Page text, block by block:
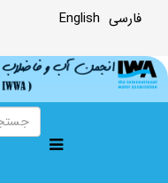
فارسی English